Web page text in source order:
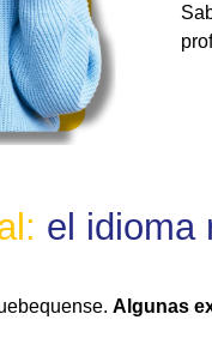
l : el idioma
Algunas